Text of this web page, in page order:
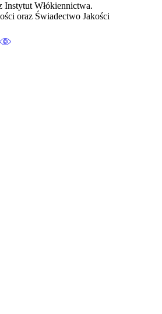
Instytut Włókiennictwa.
oraz Świadectwo Jakości